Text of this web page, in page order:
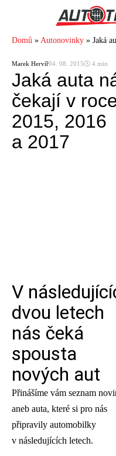
Domů » Autonovinky » Jaká
Marek Hervíř04. 08. 2015🕓 4 min
Jaká auta
čekají v
2015, 2016
a 2017
V
dvou letech
nás čeká
spousta
nových aut
Přinášíme vám seznam
aneb auta, které si pro nás
připravily automobilky
v následujících letech.